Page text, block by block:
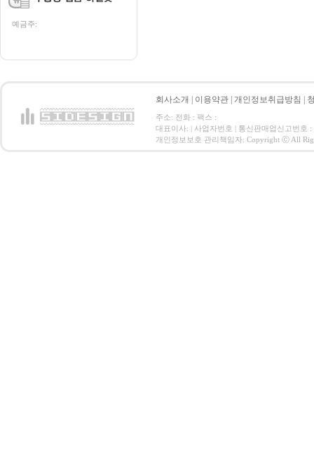
예금주:
회사소개 이용약관 개인정보취급방침
주소: 전화 : 팩스 :
대표이사: | 사업자번호 | 통신판매업신고번호 :
개인정보보호 관리책임자: Copyright ⓒ All